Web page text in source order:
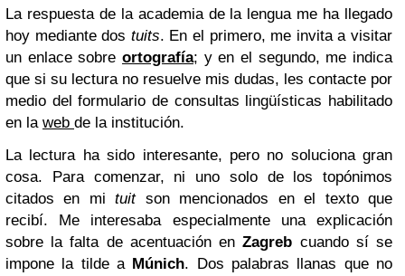
La respuesta de la academia de la lengua me ha llegado
hoy mediante dos tuits. En el primero, me invita a visitar
un enlace sobre ortografía; y en el segundo, me indica
que si su lectura no resuelve mis dudas, les contacte por
medio del formulario de consultas lingüísticas habilitado
en la web de la institución.
La lectura ha sido interesante, pero no soluciona gran
cosa. Para comenzar, ni uno solo de los topónimos
citados en mituit son mencionados en el texto que
recibí. Me interesaba especialmente una explicación
sobre la falta de acentuación enZagreb cuando sí se
impone la tilde a Múnich. Dos palabras llanas que no